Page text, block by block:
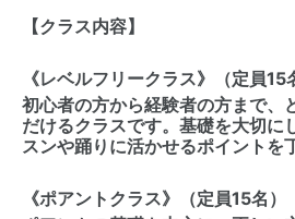
【クラス内容】
《レベルフリークラス》（定員15
初心者の方から経験者の方まで、
だけるクラスです。基礎を大切に
スンや踊りに活かせるポイントを
《ポアントクラス》（定員15名）